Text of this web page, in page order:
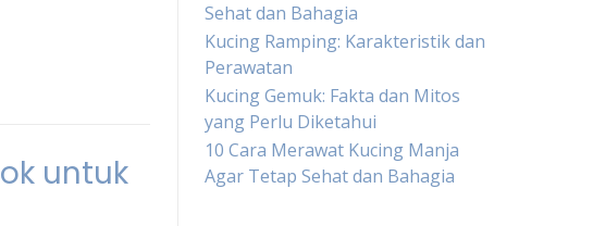
untuk
Sehat dan Bahagia
Kucing Ramping: Karakteristik dan
Perawatan
Kucing Gemuk: Fakta dan Mitos
yang Perlu Diketahui
10 Cara Merawat Kucing Manja
Agar Tetap Sehat dan Bahagia